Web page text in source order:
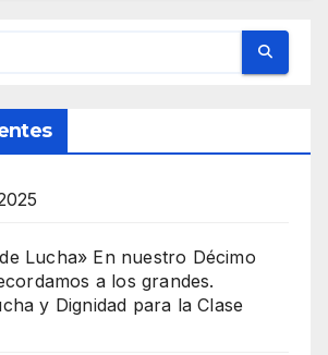
Lucha» En nuestro Décimo
a los grandes.
y Dignidad para la Clase